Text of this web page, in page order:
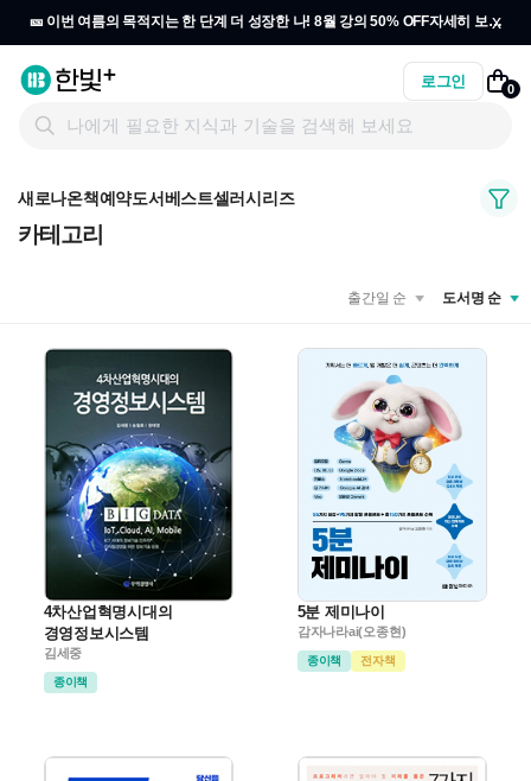
🎫 이번 여름의 목적지는 한 단계 더 성장한 나! 8월 강의 50% OFF자세히 보기
x
로그인 0
새로나온책예약도서베스트셀러시리즈
카테고리
도서명 순
출간일 순
4차산업혁명시대의
경영정보시스템
김세중
종이책
5분 제미나이
감자나라ai(오종현)
종이책 전자책